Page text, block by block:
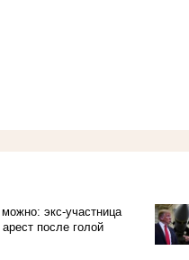
экс-участница
после голой